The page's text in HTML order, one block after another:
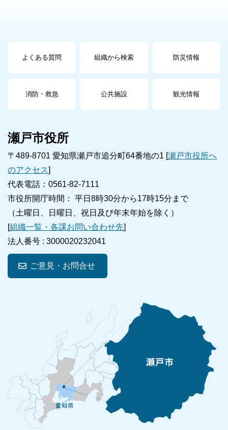
よくある質問 組織から検索 防災情報
消防・救急 公共施設 観光情報
瀬戸市役所
〒489-8701 愛知県瀬戸市追分町64番地の1 [瀬戸市役所へ
のアクセス]
代表電話：0561-82-7111
市役所開庁時間： 平日8時30分から17時15分まで
（土曜日、日曜日、祝日及び年末年始を除く）
[組織一覧・各課お問い合わせ先]
法人番号 : 3000020232041
ご意見・お問合せ